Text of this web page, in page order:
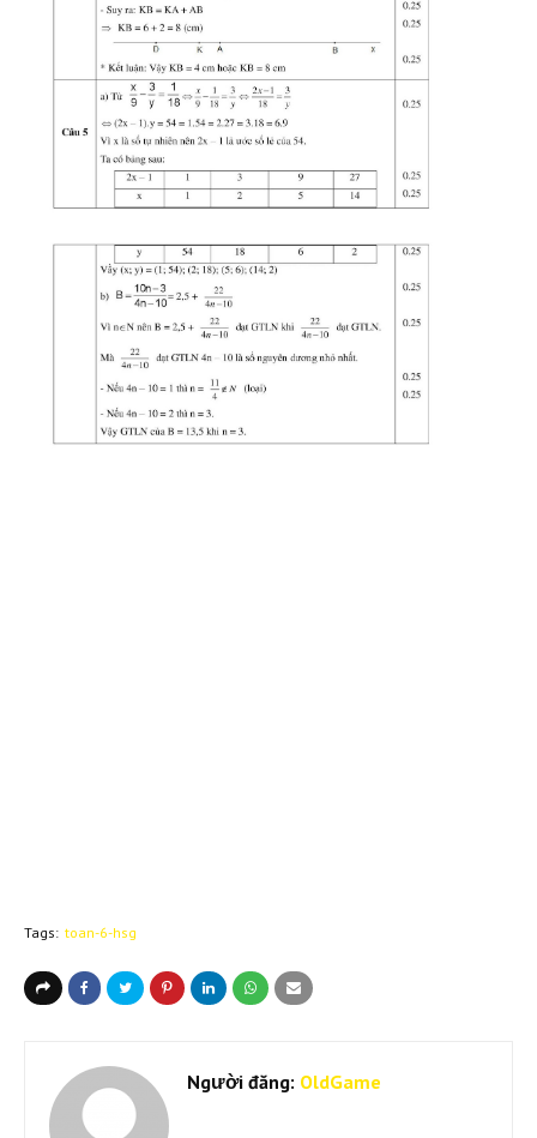
Tags: toan-6-hsg
Người đăng: OldGame